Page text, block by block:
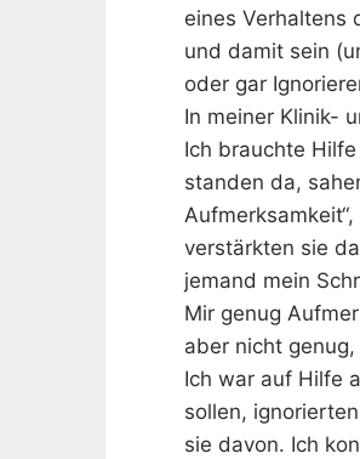
eines Verhaltens
und damit sein
oder gar
In meiner Klinik-
Ich brauchte
standen da,
verstärkten sie
jemand mein
Mir genug
aber nicht
Ich war auf Hilfe
sollen,
sie davon. Ich